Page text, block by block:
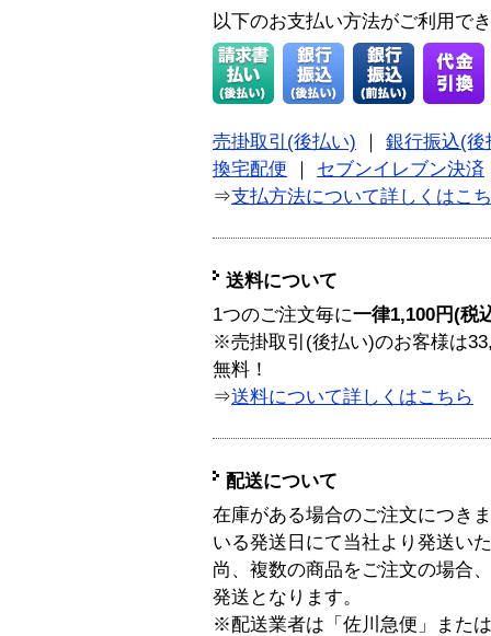
以下のお支払い方法がご利用で
売掛取引(後払い) ｜ 銀行振込(後
換宅配便 ｜ セブンイレブン決済
⇒支払方法について詳しくはこ
送料について
1つのご注文毎に一律1,100円(税
※売掛取引(後払い)のお客様は
無料！
⇒送料について詳しくはこちら
配送について
在庫がある場合のご注文につき
いる発送日にて当社より発送い
尚、複数の商品をご注文の場合
発送となります。
※配送業者は「佐川急便」また